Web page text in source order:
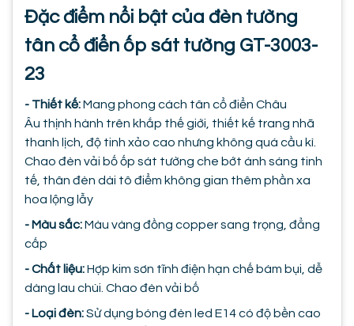
Đặc điểm nổi bật của đèn tường
tân cổ điển ốp sát tường GT-3003-
23
- Thiết kế:Mang phong cách tân cổ điển Châu
Âu thịnh hành trên khắp thế giới, thiết kế trang nhã
thanh lịch, độ tinh xảo cao nhưng không quá cầu kì.
Chao đèn vải bố ốp sát tường che bớt ánh sáng tinh
tế, thân đèn dài tô điểm không gian thêm phần xa
hoa lộng lẫy
- Màu sắc:Màu vàng đồng copper sang trọng, đẳng
cấp
- Chất liệu:Hợp kim sơn tĩnh điện hạn chế bám bụi, dễ
dàng lau chùi. Chao đèn vải bố
- Loại đèn:Sử dụng bóng đèn led E14 có độ bền cao